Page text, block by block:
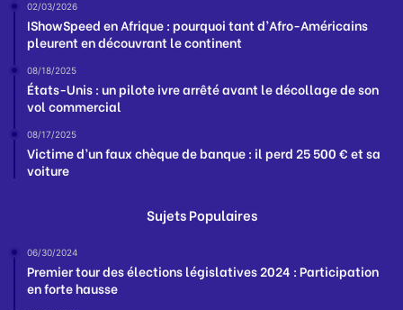
02/03/2026
IShowSpeed en Afrique : pourquoi tant d’Afro-Américains
pleurent en découvrant le continent
08/18/2025
États-Unis : un pilote ivre arrêté avant le décollage de son
vol commercial
08/17/2025
Victime d’un faux chèque de banque : il perd 25 500 € et sa
voiture
Sujets Populaires
06/30/2024
Premier tour des élections législatives 2024 : Participation
en forte hausse